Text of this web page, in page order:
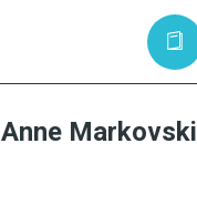
Anne Markovski